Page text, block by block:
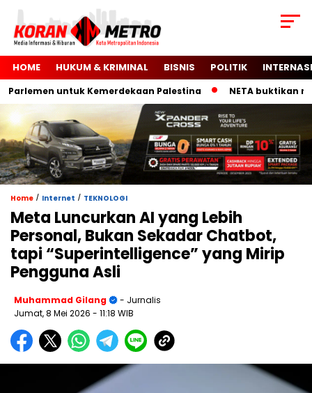
HOME HUKUM & KRIMINAL BISNIS POLITIK
untuk Kemerdekaan Palestina NETA buktikan
Home / Internet / TEKNOLOGI
Meta Luncurkan AI yang Lebih
Personal, Bukan Sekadar Chatbot,
tapi “Superintelligence” yang Mirip
Pengguna Asli
Muhammad Gilang
- Jurnalis
Jumat, 8 Mei 2026 - 11:18 WIB